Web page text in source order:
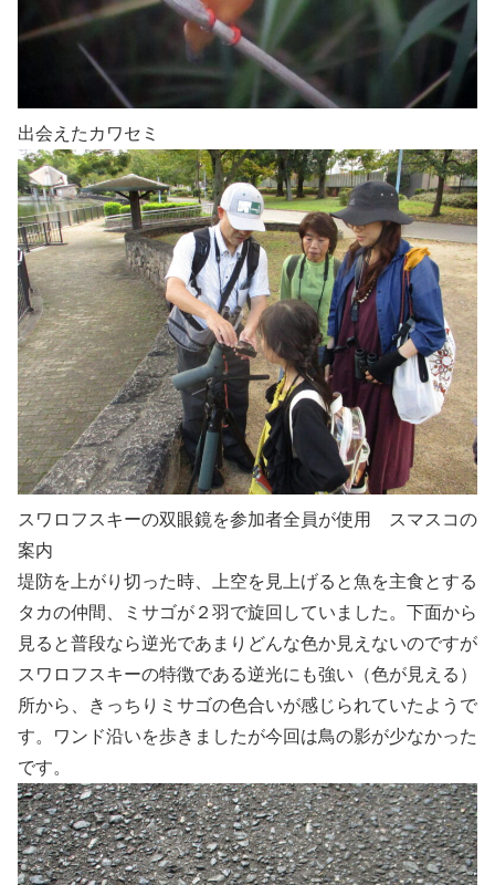
出会えたカワセミ
スワロフスキーの双眼鏡を参加者全員が使用 スマスコの
案内
堤防を上がり切った時、上空を見上げると魚を主食とする
タカの仲間、ミサゴが２羽で旋回していました。下面から
見ると普段なら逆光であまりどんな色か見えないのですが
スワロフスキーの特徴である逆光にも強い（色が見える）
所から、きっちりミサゴの色合いが感じられていたようで
す。ワンド沿いを歩きましたが今回は鳥の影が少なかった
です。